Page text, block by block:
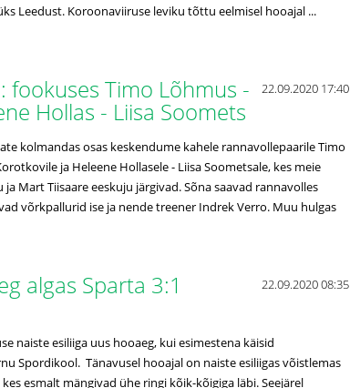
Leedust. Koroonaviiruse leviku tõttu eelmisel hooajal ...
22.09.2020 17:40
fookuses Timo Lõhmus -
Hollas - Liisa Soomets
kolmandas osas keskendume kahele rannavollepaarile Timo
ja Heleene Hollasele - Liisa Soometsale, kes meie
Mart Tiisaare eeskuju järgivad. Sõna saavad rannavolles
võrkpallurid ise ja nende treener Indrek Verro. Muu hulgas
22.09.2020 08:35
algas Sparta 3:1
naiste esiliiga uus hooaeg, kui esimestena käisid
Spordikool. Tänavusel hooajal on naiste esiliigas võistlemas
esmalt mängivad ühe ringi kõik-kõigiga läbi. Seejärel